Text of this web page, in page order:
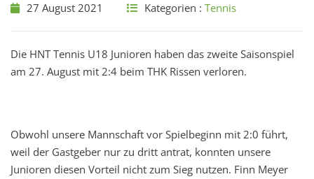
27 August 2021 Kategorien : Tennis
Die HNT Tennis U18 Junioren haben das zweite Saisonspiel
am 27. August mit 2:4 beim THK Rissen verloren.
Obwohl unsere Mannschaft vor Spielbeginn mit 2:0 führt,
weil der Gastgeber nur zu dritt antrat, konnten unsere
Junioren diesen Vorteil nicht zum Sieg nutzen. Finn Meyer